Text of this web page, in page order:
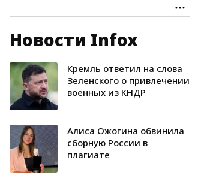
Новости Infox
Кремль ответил на слова
Зеленского о привлечении
военных из КНДР
Алиса Ожогина обвинила
сборную России в
плагиате